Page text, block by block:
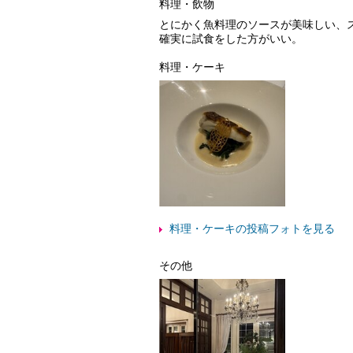
料理・飲物
とにかく魚料理のソースが美味しい
確実に試食をした方がいい。
料理・ケーキ
料理・ケーキの投稿フォトを見る
その他